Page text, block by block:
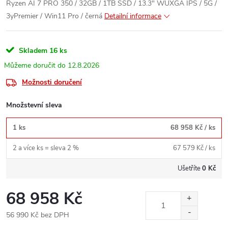
Ryzen AI 7 PRO 350 / 32GB / 1TB SSD / 13.3" WUXGA IPS / 5G /
3yPremier / Win11 Pro / černá Detailní informace
Skladem 16 ks
12.8.2026
Možnosti doručení
Množstevní sleva
1 ks 68 958 Kč / ks
2 a více ks = sleva 2 % 67 579 Kč/ ks
Ušetříte0 Kč
68 958 Kč
56 990 Kč bez DPH